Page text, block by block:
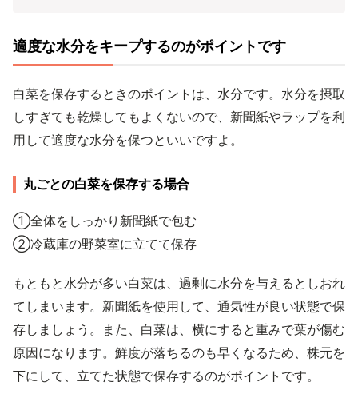
適度な水分をキープするのがポイントです
白菜を保存するときのポイントは、水分です。水分を摂取
しすぎても乾燥してもよくないので、新聞紙やラップを利
用して適度な水分を保つといいですよ。
丸ごとの白菜を保存する場合
①全体をしっかり新聞紙で包む
②冷蔵庫の野菜室に立てて保存
もともと水分が多い白菜は、過剰に水分を与えるとしおれ
てしまいます。新聞紙を使用して、通気性が良い状態で保
存しましょう。また、白菜は、横にすると重みで葉が傷む
原因になります。鮮度が落ちるのも早くなるため、株元を
下にして、立てた状態で保存するのがポイントです。